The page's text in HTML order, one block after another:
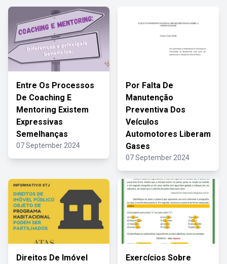
Entre Os Processos
De Coaching E
Mentoring Existem
Expressivas
Semelhanças
07 September 2024
Por Falta De
Manutenção
Preventiva Dos
Veículos
Automotores Liberam
Gases
07 September 2024
Direitos De Imóvel Exercícios Sobre